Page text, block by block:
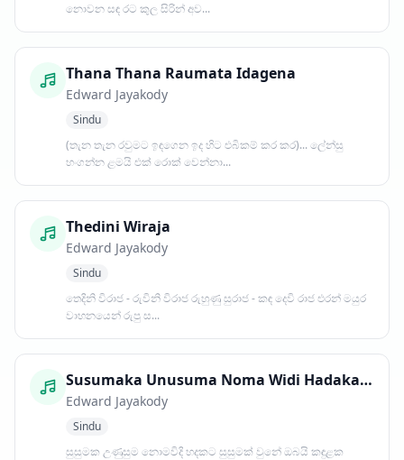
නොවන සඳ රට කුල සිරින් අව...
Thana Thana Raumata Idagena
Edward Jayakody
Sindu
(තැන තැන රවුමට ඉඳගෙන ඉද හිට එබිකම් කර කර)... ලේන්සු
හංගන්න ළමයි එක් රොක් වෙන්නා...
Thedini Wiraja
Edward Jayakody
Sindu
තෙදිනි විරාජ - රුවිනි විරාජ රුහුණු සුරාජ - කඳ දෙවි රාජ එරන් මයුර
වාහනයෙන් රුපු ස...
Susumaka Unusuma Noma Widi Hadakata
Edward Jayakody
Sindu
සුසුමක උණුසුම නොමවිදි හදකට සුසුමක් වුනේ ඔබයි කඳුළක